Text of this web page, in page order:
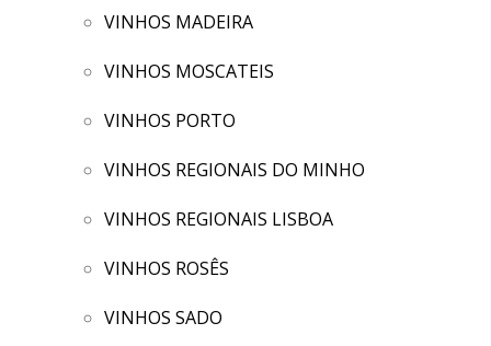
VINHOS MADEIRA
VINHOS MOSCATEIS
VINHOS PORTO
VINHOS REGIONAIS DO MINHO
VINHOS REGIONAIS LISBOA
VINHOS ROSÊS
VINHOS SADO